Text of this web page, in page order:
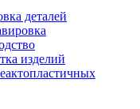
деталей
изделий